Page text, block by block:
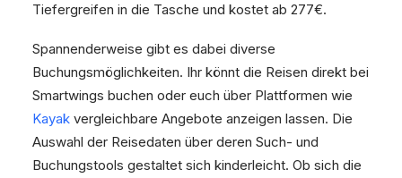
Tiefergreifen in die Tasche und kostet ab 277€.
Spannenderweise gibt es dabei diverse
Buchungsmöglichkeiten. Ihr könnt die Reisen direkt bei
Smartwings buchen oder euch über Plattformen wie
Kayak vergleichbare Angebote anzeigen lassen. Die
Auswahl der Reisedaten über deren Such- und
Buchungstools gestaltet sich kinderleicht. Ob sich die